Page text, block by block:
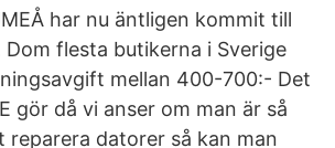
har nu äntligen kommit till
flesta butikerna i Sverige
mellan 400-700:- Det
gör då vi anser om man är så
reparera datorer så kan man